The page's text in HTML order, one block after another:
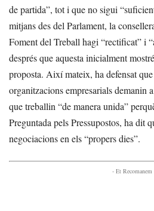
de partida”, tot i que no sigui
mitjans des del Parlament, la
Foment del Treball hagi “rectificat” i
després que aquesta inicialment
proposta. Així mateix, ha defensat
organitzacions empresarials demanin
que treballin “de manera unida”
Preguntada pels Pressupostos, ha dit
negociacions en els “propers dies”.
- Et Recomanem